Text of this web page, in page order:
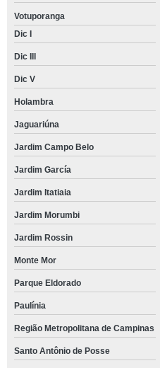
Votuporanga
Dic I
Dic III
Dic V
Holambra
Jaguariúna
Jardim Campo Belo
Jardim García
Jardim Itatiaia
Jardim Morumbi
Jardim Rossin
Monte Mor
Parque Eldorado
Paulínia
Região Metropolitana de Campinas
Santo Antônio de Posse